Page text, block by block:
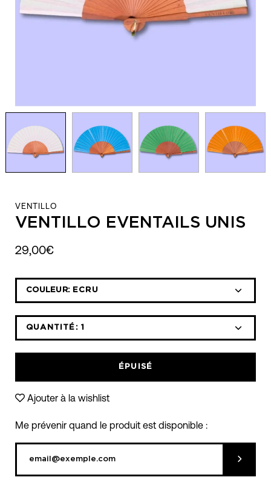
VENTILLO
VENTILLO EVENTAILS UNIS
29,00€
COULEUR: ECRU
Sélectionnez
la
liste
déroulante
des
QUANTITÉ: 1
ÉPUISÉ
Ajouter à la wishlist
Me prévenir quand le produit est disponible :